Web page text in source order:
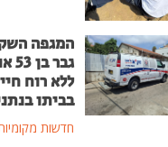
המגפה
גבר
ללא רוח
בביתו
חדשות